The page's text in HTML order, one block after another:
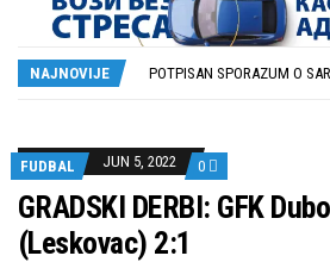
NAJNOVIJE
FUDBAL
JUN 5, 2022 0
GRADSKI DERBI: GFK
(Leskovac) 2:1